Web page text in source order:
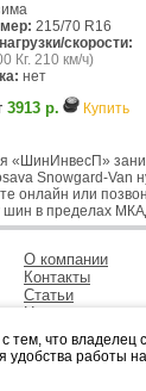
215/70 R16
скорости:
Кг. 210 км/ч)
нет
3913 р. Купить
«ШинИнвесП»
Snowgard-Van
онлайн или
шин в пределах
О компании
Контакты
Статьи
Новости
тем, что владелец
удобства работы
шин и